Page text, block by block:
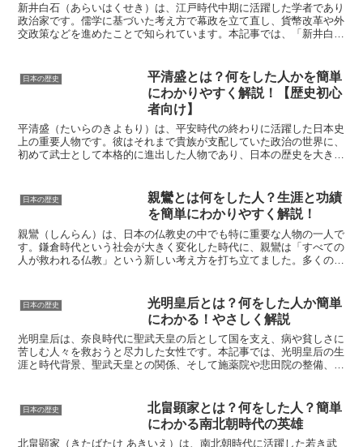
新井白石（あらいはくせき）は、江戸時代中期に活躍した学者であり
政治家です。儒学に基づいた考え方で幕政を立て直し、貨幣改革や外
交政策などを進めたことで知られています。本記事では、「新井白石
日本の歴史
平清盛とは？何をした人かを簡単
にわかりやすく解説！【歴史初心
者向け】
平清盛（たいらのきよもり）は、平安時代の終わりに活躍した日本史
上の重要人物です。彼はそれまで貴族が支配していた政治の世界に、
初めて武士として本格的に進出した人物であり、日本の歴史を大きく
日本の歴史
親鸞とは何をした人？生涯と功績
を簡単にわかりやすく解説！
親鸞（しんらん）は、日本の仏教史の中でも特に重要な人物の一人で
す。鎌倉時代という社会が大きく変化した時代に、親鸞は「すべての
人が救われる仏教」という新しい考え方を打ち立てました。多くの
日本の歴史
光明皇后とは？何をした人か簡単
にわかる！やさしく解説
光明皇后は、奈良時代に聖武天皇の后として国を支え、病や貧しさに
苦しむ人々を救おうと尽力した女性です。本記事では、光明皇后の生
涯と時代背景、聖武天皇との関係、そして施薬院や悲田院の整備、東
日本の歴史
北畠顕家とは？何をした人？簡単
にわかる南北朝時代の英雄
北畠顕家（きたばたけ あきいえ）は、南北朝時代に活躍した若き武